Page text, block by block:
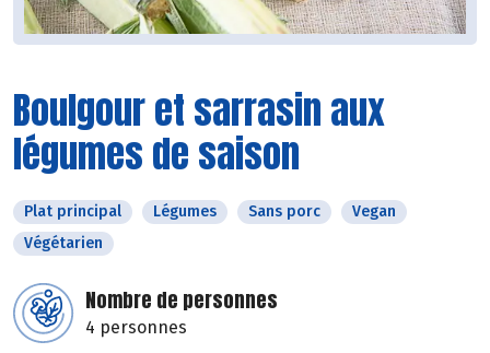
Boulgour et sarrasin aux
légumes de saison
Plat principal Légumes Sans porc
Vegan
Végétarien
Nombre de personnes
4 personnes